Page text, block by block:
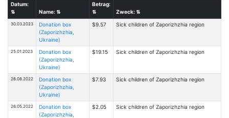
Datum:
⇅
Name:⇅
Betrag:
⇅
Zweck:⇅
30.03.2023
Donation box
(Zaporizhzhia,
Ukraine)
$9.57 Sick children of Zaporizhzhia region
25.01.2023
Donation box
(Zaporizhzhia,
Ukraine)
$19.15 Sick children of Zaporizhzhia region
26.08.2022
Donation box
(Zaporizhzhia,
Ukraine)
$7.93 Sick children of Zaporizhzhia region
26.05.2022
Donation box
(Zaporizhzhia,
$2.05 Sick children of Zaporizhzhia region